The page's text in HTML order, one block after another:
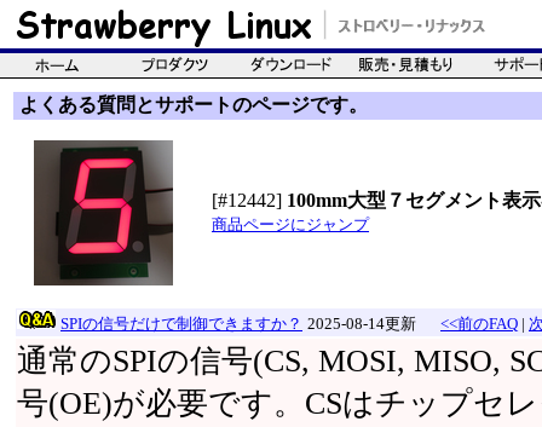
よくある質問とサポートのページです。
[#12442] 100mm大型７セグメント表
商品ページにジャンプ
SPIの信号だけで制御できますか？ 2025-08-14更新 <<前のFAQ |
通常のSPIの信号(CS, MOSI, MISO,
号(OE)が必要です。CSはチップセ